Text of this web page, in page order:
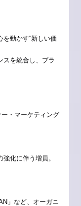
動かす“新しい価
スを統合し、ブラ
・マーケティング
化に伴う増員。
」など、オーガニ